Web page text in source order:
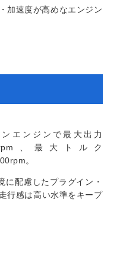
加速度が高めなエンジン
エンジンで最大出力
、最大トルク
。
に配慮したプラグイン・
行感は高い水準をキープ